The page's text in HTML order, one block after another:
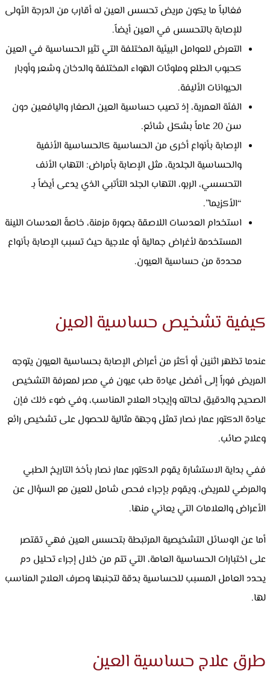
فغالباً ما يكون مريض تحسس العين له أقارب من الدرجة الأولى
للإصابة بالتحسس في العين أيضاً.
التعرض للعوامل البيئية المختلفة التي تثير الحساسية في العين
كحبوب الطلع وملوثات الهواء المختلفة والدخان وشعر وأوبار
الحيوانات الأليفة.
الفئة العمرية، إذ تصيب حساسية العين الصغار واليافعين دون
سن 20 عاماً بشكل شائع.
الإصابة بأنواع أخرى من الحساسية كالحساسية الأنفية
والحساسية الجلدية، مثل الإصابة بأمراض: التهاب الأنف
التحسسي، الربو، التهاب الجلد التأتبي الذي يدعى أيضاً بـ
“الأكزيما”.
استخدام العدسات اللاصقة بصورة مزمنة، خاصةً العدسات اللينة
المستخدمة لأغراض جمالية أو علاجية حيث تسبب الإصابة بأنواع
محددة من حساسية العيون.
كيفية تشخيص حساسية العين
عندما تظهر اثنين أو أكثر من أعراض الإصابة بحساسية العيون يتوجه
المريض فوراً إلى أفضل عيادة طب عيون في مصر لمعرفة التشخيص
الصحيح والدقيق لحالته وإيجاد العلاج المناسب، وفي ضوء ذلك فإن
عيادة الدكتور عمار نصار تمثل وجهة مثالية للحصول على تشخيص رائع
وعلاج صائب.
ففي بداية الاستشارة يقوم الدكتور عمار نصار بأخذ التاريخ الطبي
والمرضي للمريض، ويقوم بإجراء فحص شامل للعين مع السؤال عن
الأعراض والعلامات التي يعاني منها.
أما عن الوسائل التشخيصية المرتبطة بتحسس العين فهي تقتصر
على اختبارات الحساسية العامة، التي تتم من خلال إجراء تحليل دم
يحدد العامل المسبب للحساسية بدقة لتجنبها وصرف العلاج المناسب
لها.
طرق علاج حساسية العين